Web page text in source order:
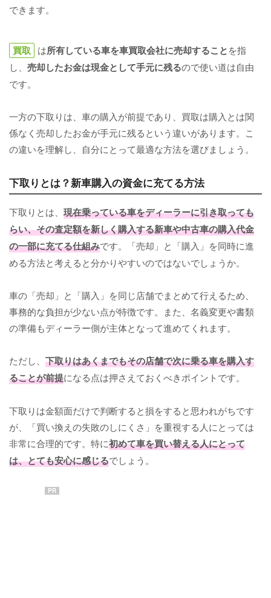
できます。
買取 は所有している車を車買取会社に売却することを指
し、 売却したお金は現金として手元に残るので使い道は自由
です。
一方の下取りは、車の購入が前提であり、買取は購入とは関
係なく売却したお金が手元に残るという違いがあります。こ
の違いを理解し、自分にとって最適な方法を選びましょう。
下取りとは？新車購入の資金に充てる方法
下取りとは、 現在乗っている車をディーラーに引き取っても
らい、その査定額を新しく購入する新車や中古車の購入代金
の一部に充てる仕組みです。「売却」と「購入」を同時に進
める方法と考えると分かりやすいのではないでしょうか。
車の「売却」と「購入」を同じ店舗でまとめて行えるため、
事務的な負担が少ない点が特徴です。また、名義変更や書類
の準備もディーラー側が主体となって進めてくれます。
ただし、 下取りはあくまでもその店舗で次に乗る車を購入す
ることが前提になる点は押さえておくべきポイントです。
下取りは金額面だけで判断すると損をすると思われがちです
が、「買い換えの失敗のしにくさ」を重視する人にとっては
非常に合理的です。特に初めて車を買い替える人にとって
は、とても安心に感じるでしょう。
PR